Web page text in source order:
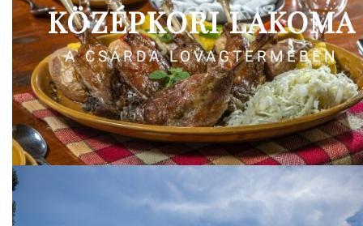
KÖZÉPKORI LAKOMA
A CSÁRDA LOVAGTERMÉBEN